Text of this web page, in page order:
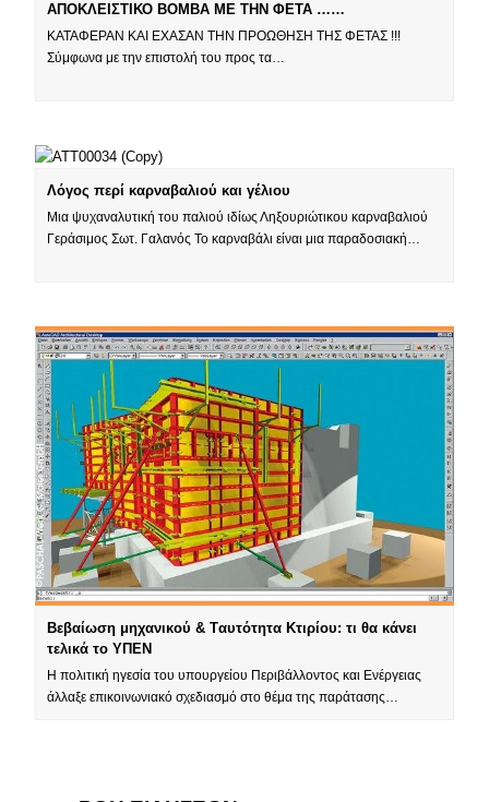
ΑΠΟΚΛΕΙΣΤΙΚΟ ΒΟΜΒΑ ΜΕ ΤΗΝ ΦΕΤΑ ……
ΚΑΤΑΦΕΡΑΝ ΚΑΙ ΕΧΑΣΑΝ ΤΗΝ ΠΡΟΩΘΗΣΗ ΤΗΣ ΦΕΤΑΣ !!!
Σύμφωνα με την επιστολή του προς τα…
Λόγος περί καρναβαλιού και γέλιου
Μια ψυχαναλυτική του παλιού ιδίως Ληξουριώτικου καρναβαλιού
Γεράσιμος Σωτ. Γαλανός Το καρναβάλι είναι μια παραδοσιακή…
Βεβαίωση μηχανικού & Tαυτότητα Κτιρίου: τι θα κάνει
τελικά το ΥΠΕΝ
Η πολιτική ηγεσία του υπουργείου Περιβάλλοντος και Ενέργειας
άλλαξε επικοινωνιακό σχεδιασμό στο θέμα της παράτασης…